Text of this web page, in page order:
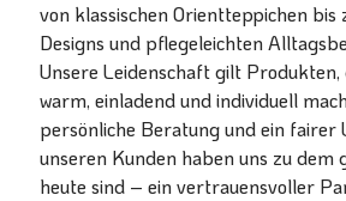
von klassischen Orientteppichen bis
Designs und pflegeleichten
Unsere Leidenschaft gilt Produkten,
warm, einladend und individuell
persönliche Beratung und ein fairer
unseren Kunden haben uns zu dem
heute sind – ein vertrauensvoller